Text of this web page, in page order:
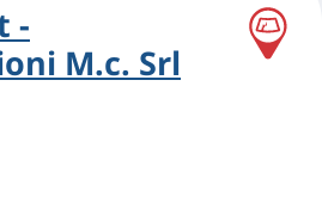
-
M.c. Srl